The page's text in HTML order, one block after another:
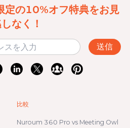
定の10%オフ特典をお見
なく！
送信
比較
Nuroum 360 Pro vs Meeting Owl